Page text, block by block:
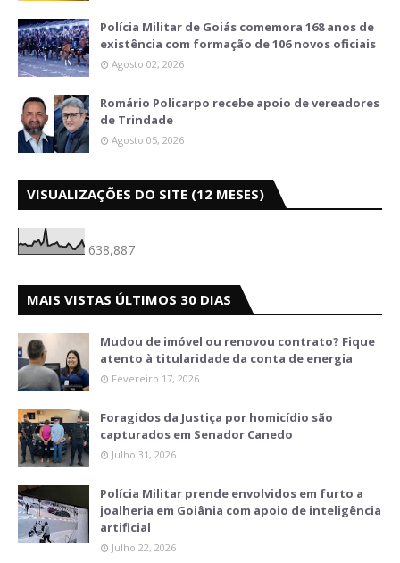
Polícia Militar de Goiás comemora 168 anos de
existência com formação de 106 novos oficiais
Agosto 02, 2026
Romário Policarpo recebe apoio de vereadores
de Trindade
Agosto 05, 2026
VISUALIZAÇÕES DO SITE (12 MESES)
638,887
MAIS VISTAS ÚLTIMOS 30 DIAS
Mudou de imóvel ou renovou contrato? Fique
atento à titularidade da conta de energia
Fevereiro 17, 2026
Foragidos da Justiça por homicídio são
capturados em Senador Canedo
Julho 31, 2026
Polícia Militar prende envolvidos em furto a
joalheria em Goiânia com apoio de inteligência
artificial
Julho 22, 2026